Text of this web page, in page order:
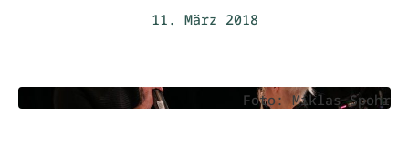
11. März 2018
Foto: Miklas Spohr